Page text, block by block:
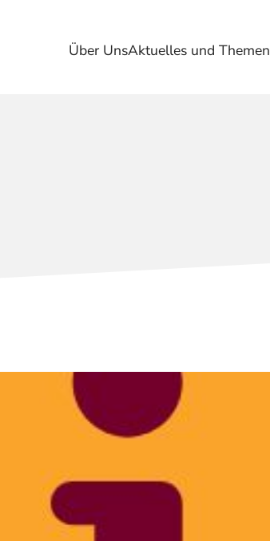
Über UnsAktuelles und Themen